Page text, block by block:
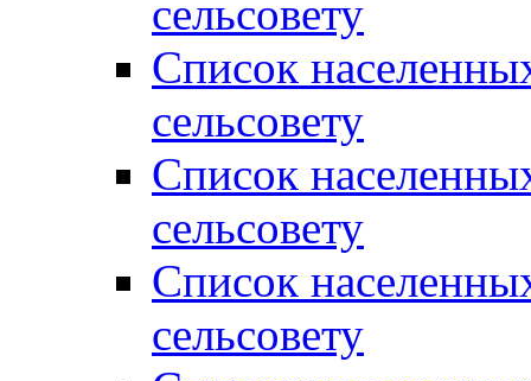
сельсовету
Список
сельсовету
Список
сельсовету
Список
сельсовету